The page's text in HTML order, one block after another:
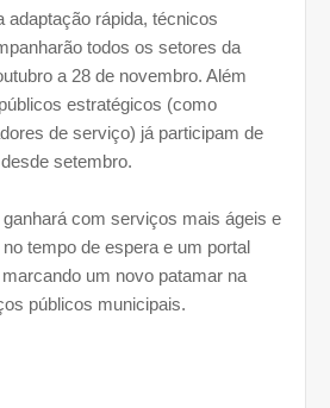
adaptação rápida, técnicos
todos os setores da
a 28 de novembro. Além
estratégicos (como
de serviço) já participam de
setembro.
com serviços mais ágeis e
tempo de espera e um portal
um novo patamar na
públicos municipais.